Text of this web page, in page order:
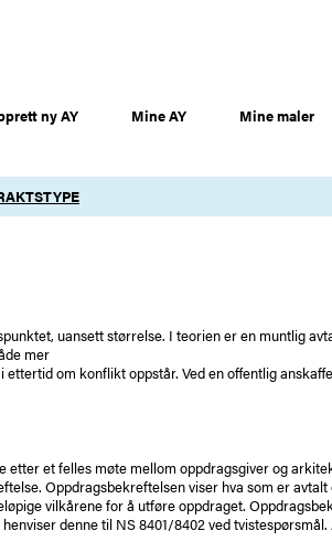
ny AY Mine AY Mine maler
uansett størrelse. I teorien er en muntlig
mer
om konflikt oppstår. Ved en offentlig
etter et felles møte mellom oppdragsgiver og
Oppdragsbekreftelsen viser hva som er
vilkårene for å utføre oppdraget.
denne til NS 8401/8402 ved